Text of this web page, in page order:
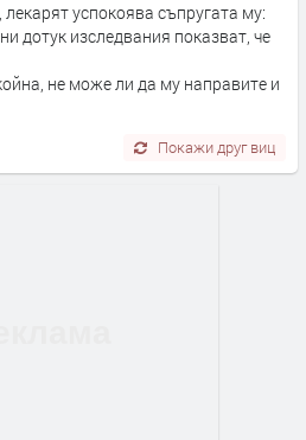
успокоява съпругата му:
дотук изследвания показват, че
не може ли да му направите и
Покажи друг виц